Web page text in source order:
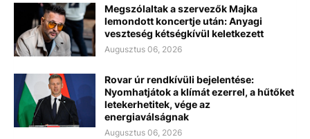
Megszólaltak a szervezők Majka
lemondott koncertje után: Anyagi
veszteség kétségkívül keletkezett
Augusztus 06, 2026
Rovar úr rendkívüli bejelentése:
Nyomhatjátok a klímát ezerrel, a hűtőket
letekerhetitek, vége az
energiaválságnak
Augusztus 06, 2026